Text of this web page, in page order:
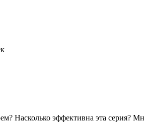
Насколько эффективна эта серия?